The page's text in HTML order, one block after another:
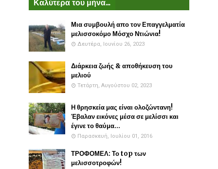
Καλύτερα του μήνα...
Μια συμβουλή απο τον Επαγγελματία
μελισσοκόμο Μόσχο Ντιώνια!
Δευτέρα, Ιουνίου 26, 2023
Διάρκεια ζωής & αποθήκευση του
μελιού
Τετάρτη, Αυγούστου 02, 2023
Η θρησκεία μας είναι ολοζώντανη!
Έβαλαν εικόνες μέσα σε μελίσσι και
έγινε το θαύμα...
Παρασκευή, Ιουλίου 01, 2016
ΤΡΟΦΟΜΕΛ: Το top των
μελισσοτροφών!